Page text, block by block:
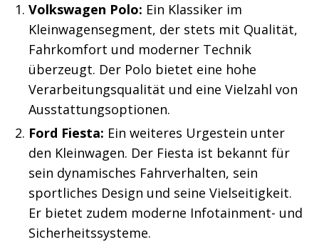
Volkswagen Polo: Ein Klassiker im
Kleinwagensegment, der stets mit Qualität,
Fahrkomfort und moderner Technik
überzeugt. Der Polo bietet eine hohe
Verarbeitungsqualität und eine Vielzahl von
Ausstattungsoptionen.
Ford Fiesta: Ein weiteres Urgestein unter
den Kleinwagen. Der Fiesta ist bekannt für
sein dynamisches Fahrverhalten, sein
sportliches Design und seine Vielseitigkeit.
Er bietet zudem moderne Infotainment- und
Sicherheitssysteme.